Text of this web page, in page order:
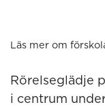
Läs mer om
Rörelseglädje
i centrum